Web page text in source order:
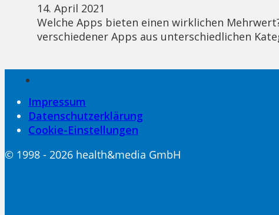
14. April 2021
Welche Apps bieten einen wirklichen
verschiedener Apps aus unterschiedlichen
Impressum
Datenschutzerklärung
Cookie-Einstellungen
© 1998 - 2026 health&media GmbH